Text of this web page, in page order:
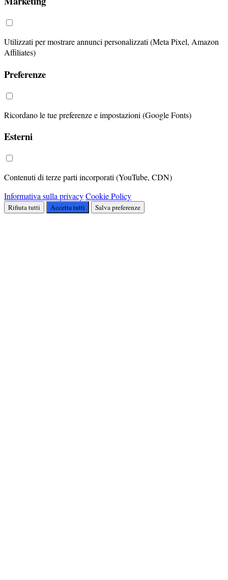
Utilizzati per mostrare annunci personalizzati (Meta Pixel, Amazon
Affiliates)
Preferenze
Ricordano le tue preferenze e impostazioni (Google Fonts)
Esterni
Contenuti di terze parti incorporati (YouTube, CDN)
Informativa sulla privacyCookie Policy
Rifiuta tutti Accetta tutti Salva preferenze